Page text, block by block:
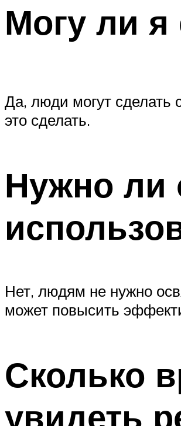
Могу ли я
Да, люди могут сделать
это сделать.
Нужно ли
Нет, людям не нужно
может повысить
Сколько
увидеть